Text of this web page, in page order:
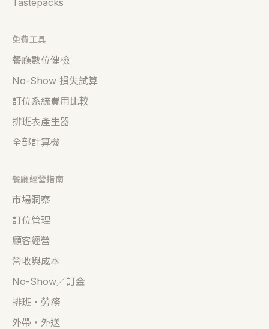
Tastepacks
免費工具
餐廳數位健檢
No-Show 損失試算
訂位系統費用比較
排班表產生器
全部計算機
餐廳經營指南
市場洞察
訂位管理
顧客經營
營收與成本
No-Show／訂金
排班・勞務
外帶・外送